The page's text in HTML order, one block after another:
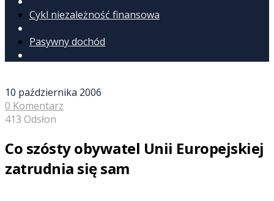
Cykl niezależność finansowa
Pasywny dochód
10 października 2006
0 Komentarz
413 Odsłon
Co szósty obywatel Unii Europejskiej
zatrudnia się sam